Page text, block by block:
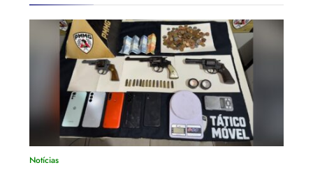
Notícias